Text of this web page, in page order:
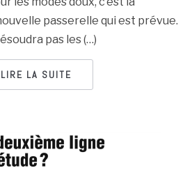
passerelle qui est prévue.
pas les (…)
LIRE LA SUITE